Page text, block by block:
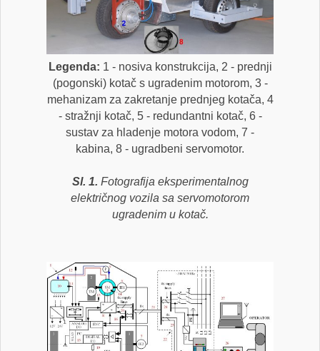
Legenda: 1 - nosiva konstrukcija, 2 - prednji
(pogonski) kotač s ugradenim motorom, 3 -
mehanizam za zakretanje prednjeg kotača, 4
- stražnji kotač, 5 - redundantni kotač, 6 -
sustav za hladenje motora vodom, 7 -
kabina, 8 - ugradbeni servomotor.
Sl. 1. Fotografija eksperimentalnog
električnog vozila sa servomotorom
ugradenim u kotač.